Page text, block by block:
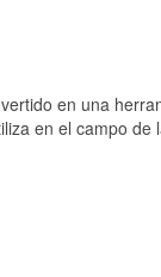
en una
en el campo de